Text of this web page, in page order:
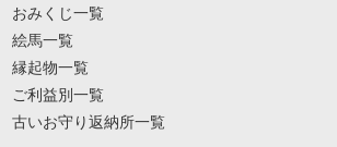
おみくじ一覧
絵馬一覧
縁起物一覧
ご利益別一覧
古いお守り返納所一覧